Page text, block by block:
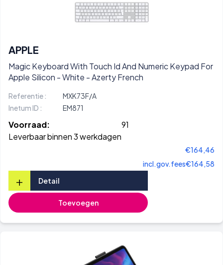
APPLE
Magic Keyboard With Touch Id And Numeric Keypad For
Apple Silicon - White - Azerty French
Referentie :
MXK73F/A
Inetum ID :
EM871
Voorraad:
91
Leverbaar binnen 3 werkdagen
€164,46
incl.gov.fees€164,58
+ Detail
Toevoegen